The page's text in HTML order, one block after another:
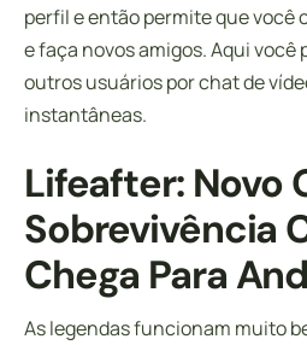
perfil e então permite que você
e faça novos amigos. Aqui você
outros usuários por chat de
instantâneas.
Lifeafter: Novo
Sobrevivência
Chega Para
As legendas funcionam muito